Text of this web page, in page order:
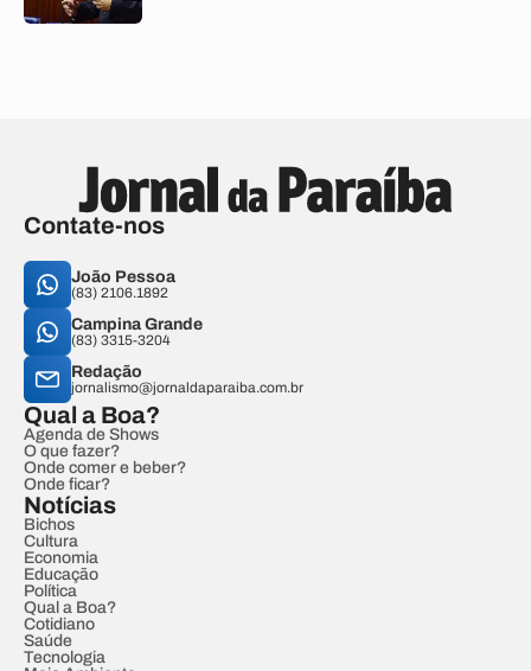
Contate-nos
João Pessoa
(83) 2106.1892
Campina Grande
(83) 3315-3204
Redação
jornalismo@jornaldaparaiba.com.br
Qual a Boa?
Agenda de Shows
O que fazer?
Onde comer e beber?
Onde ficar?
Notícias
Bichos
Cultura
Economia
Educação
Política
Qual a Boa?
Cotidiano
Saúde
Tecnologia